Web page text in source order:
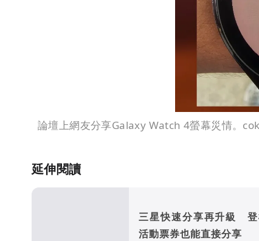
論壇上網友分享Galaxy Watch 4螢幕災情。
延伸閱讀
三星快速分享再升級 登
活動票券也能直接分享